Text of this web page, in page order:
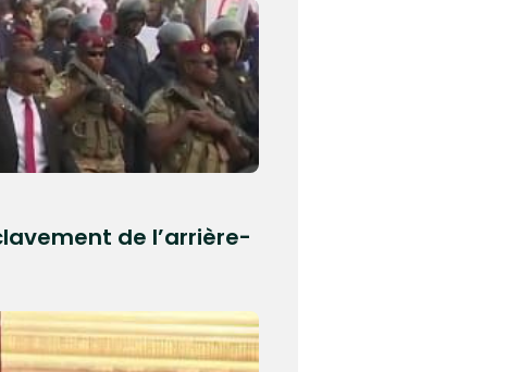
de l’arrière-